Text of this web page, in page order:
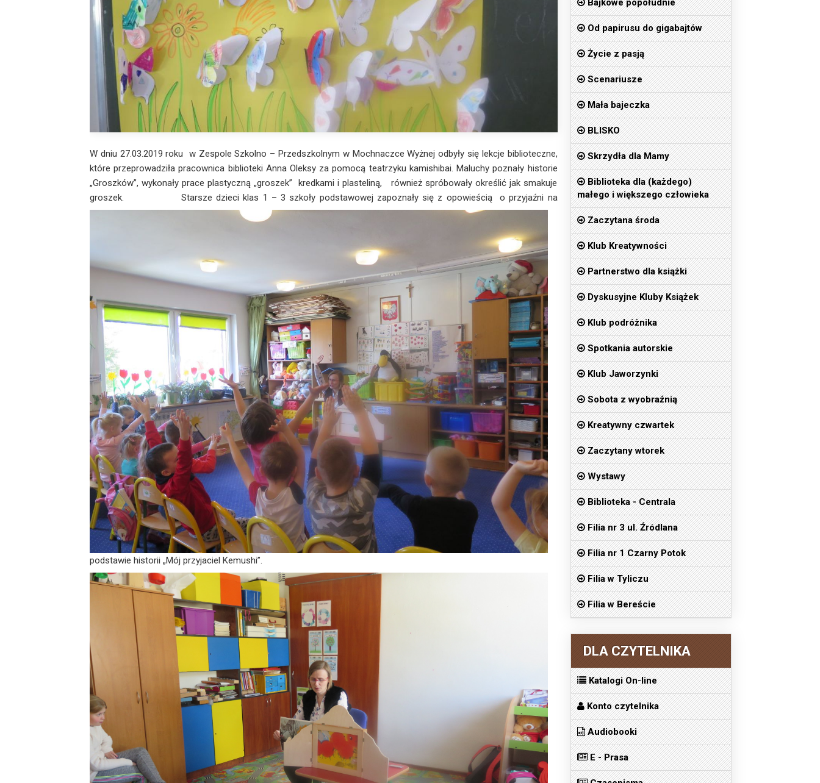
W dniu 27.03.2019 roku w Zespole Szkolno – Przedszkolnym w Mochnaczce Wyżnej odbyły się lekcje biblioteczne,
które przeprowadziła pracownica biblioteki Anna Oleksy za pomocą teatrzyku kamishibai. Maluchy poznały historie
„Groszków”, wykonały prace plastyczną „groszek” kredkami i plasteliną, również spróbowały określić jak smakuje
groszek. Starsze dzieci klas 1 – 3 szkoły podstawowej zapoznały się z opowieścią o przyjaźni na
podstawie historii „Mój przyjaciel Kemushi”.
Bajkowe popołudnie
Od papirusu do gigabajtów
Życie z pasją
Scenariusze
Mała bajeczka
BLISKO
Skrzydła dla Mamy
Biblioteka dla (każdego)
małego i większego człowieka
Zaczytana środa
Klub Kreatywności
Partnerstwo dla książki
Dyskusyjne Kluby Książek
Klub podróżnika
Spotkania autorskie
Klub Jaworzynki
Sobota z wyobraźnią
Kreatywny czwartek
Zaczytany wtorek
Wystawy
Biblioteka - Centrala
Filia nr 3 ul. Źródlana
Filia nr 1 Czarny Potok
Filia w Tyliczu
Filia w Bereście
DLA CZYTELNIKA
Katalogi On-line
Konto czytelnika
Audiobooki
E - Prasa